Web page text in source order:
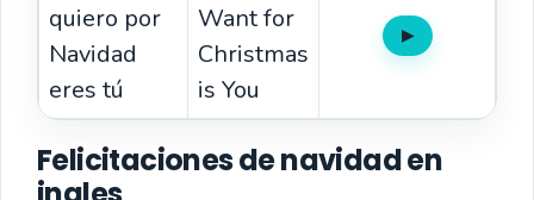
quiero por
Navidad
eres tú
Want for
Christmas
is You
▶Oír
Felicitaciones de navidad en